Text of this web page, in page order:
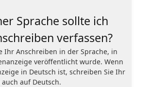
Sprache sollte ich
verfassen?
Ihr Anschreiben in der Sprache, in
veröffentlicht wurde. Wenn
in Deutsch ist, schreiben Sie Ihr
auf Deutsch.